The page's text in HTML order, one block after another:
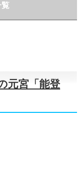
覧
元宮「能登